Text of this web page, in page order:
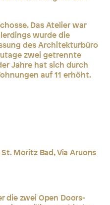
Das Atelier war
wurde die
des Architekturbüro
zwei getrennte
Jahre hat sich durch
auf 11 erhöht.
Moritz Bad, Via Aruons
die zwei Open Doors-